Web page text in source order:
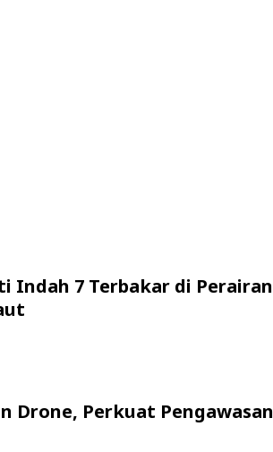
Indah 7 Terbakar di Perairan
Drone, Perkuat Pengawasan